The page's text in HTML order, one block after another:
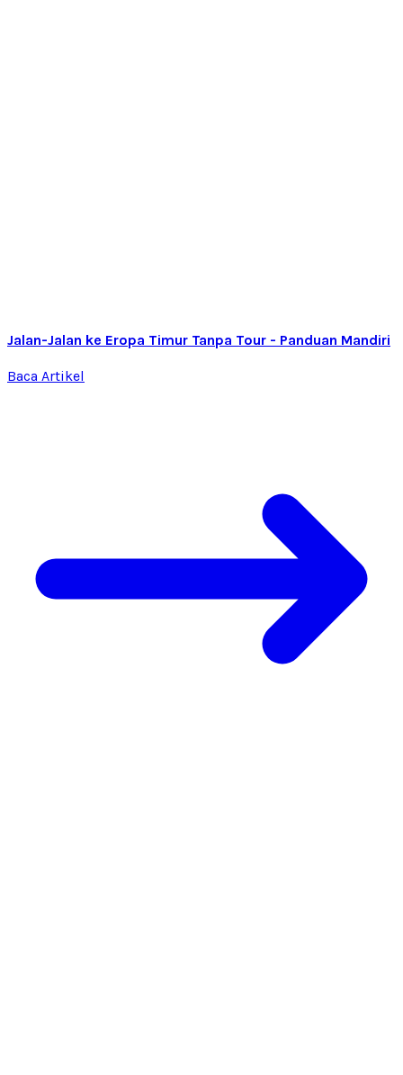
Jalan-Jalan ke Eropa Timur Tanpa Tour - Panduan Mandiri
Baca Artikel